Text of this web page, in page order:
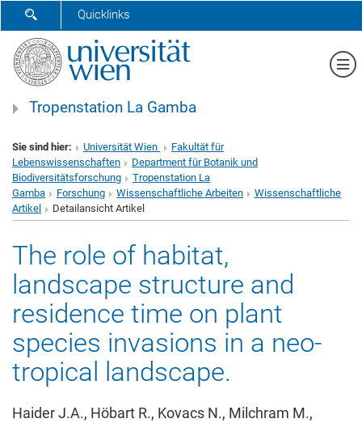
SUCHFORMULAR ÖFFNEN
Quicklinks
Tropenstation La Gamba
Sie sind hier: Universität Wien
Fakultät für
Lebenswissenschaften
Department für Botanik und
Biodiversitätsforschung
Tropenstation La
Gamba
Forschung Wissenschaftliche Arbeiten
Wissenschaftliche
Artikel
Detailansicht Artikel
The role of habitat,
landscape structure and
residence time on plant
species invasions in a neo-
tropical landscape.
Haider J.A., Höbart R., Kovacs N., Milchram M.,